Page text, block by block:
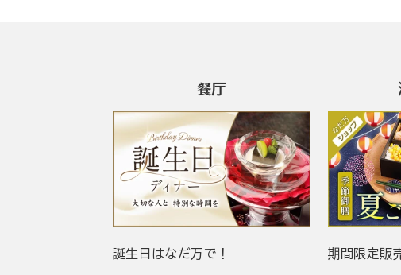
餐厅
誕生日はなだ万で！ 期間限定販